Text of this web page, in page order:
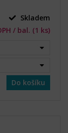
Skladem
/ bal. (1 ks)
Do košíku